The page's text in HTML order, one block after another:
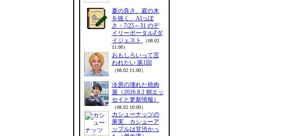
夏の良さ、庭の木
を抜く、AIっぽ
さ・7/25～31 のデ
イリーポータルZダ
イジェスト
（08.02
11:00）
おもしろいって言
われたい 第1回
（08.02 11:00）
冷房の壊れた焼肉
屋（2026.8.2 朝エッ
セイと更新情報）
（08.02 10:00）
カシューナッツの
果実、カシューア
ップルは甘渋かっ